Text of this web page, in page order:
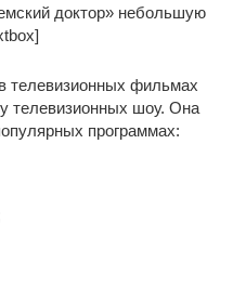
доктор» небольшую
телевизионных фильмах
телевизионных шоу. Она
программах: